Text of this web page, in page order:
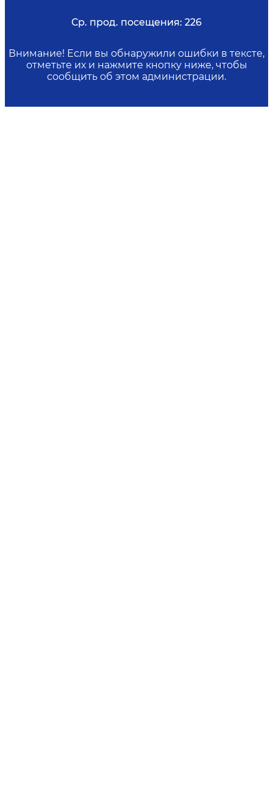
Ср. прод. посещения: 226
Внимание! Если вы обнаружили ошибки в тексте,
отметьте их и нажмите кнопку ниже, чтобы
сообщить об этом администрации.